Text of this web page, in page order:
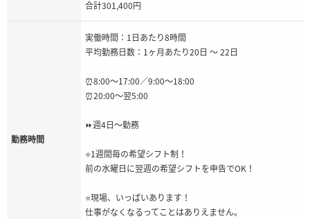
合計301,400円
勤務時間
実働時間：1日あたり8時間
平均勤務日数：1ヶ月あたり20日 〜 22日
⏰8:00～17:00／9:00～18:00
⏰20:00～翌5:00
⏩週4日～勤務
⭐1週間毎の希望シフト制！
前の水曜日に翌週の希望シフトを申告でOK！
⭐現場、いっぱいあります！
仕事がなくなるってことはありえません。